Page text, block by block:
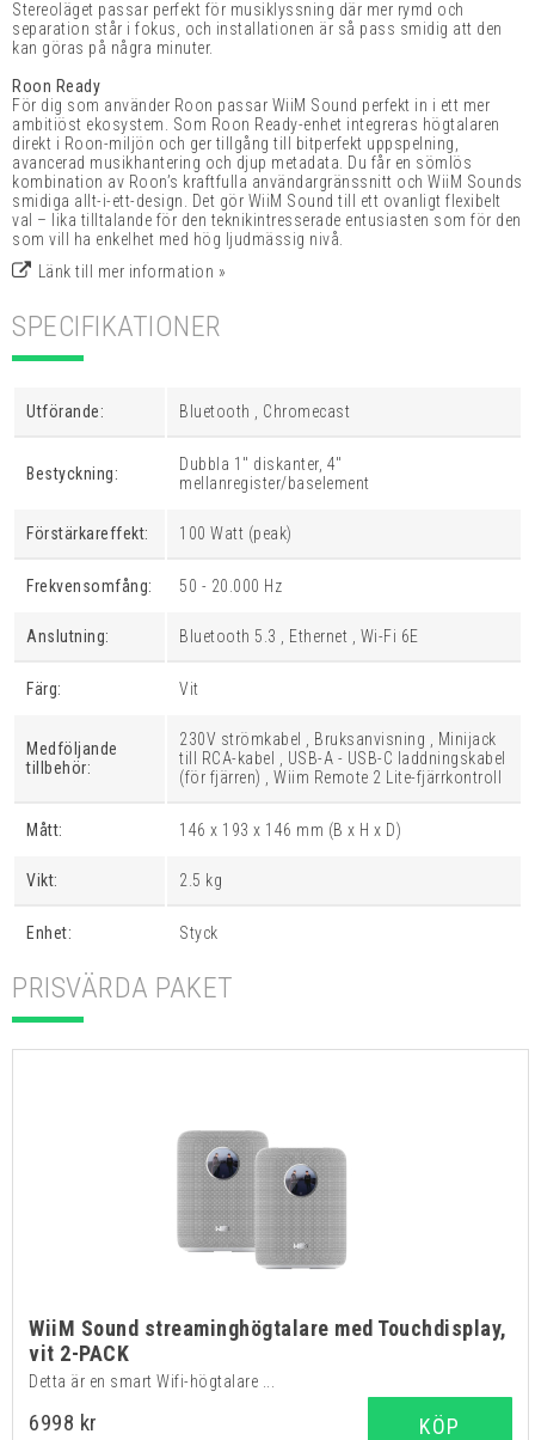
Stereoläget passar perfekt för musiklyssning där mer rymd och
separation står i fokus, och installationen är så pass smidig att den
kan göras på några minuter.
Roon Ready
För dig som använder Roon passar WiiM Sound perfekt in i ett mer
ambitiöst ekosystem. Som Roon Ready-enhet integreras högtalaren
direkt i Roon-miljön och ger tillgång till bitperfekt uppspelning,
avancerad musikhantering och djup metadata. Du får en sömlös
kombination av Roon’s kraftfulla användargränssnitt och WiiM Sounds
smidiga allt-i-ett-design. Det gör WiiM Sound till ett ovanligt flexibelt
val – lika tilltalande för den teknikintresserade entusiasten som för den
som vill ha enkelhet med hög ljudmässig nivå.
Länk till mer information »
SPECIFIKATIONER
Utförande: Bluetooth , Chromecast
Bestyckning:
Dubbla 1" diskanter, 4"
mellanregister/baselement
Förstärkareffekt: 100 Watt (peak)
Frekvensomfång: 50 - 20.000 Hz
Anslutning: Bluetooth 5.3 , Ethernet , Wi-Fi 6E
Färg: Vit
Medföljande
tillbehör:
230V strömkabel , Bruksanvisning , Minijack
till RCA-kabel , USB-A - USB-C laddningskabel
(för fjärren) , Wiim Remote 2 Lite-fjärrkontroll
Mått: 146 x 193 x 146 mm (B x H x D)
Vikt: 2.5 kg
Enhet: Styck
PRISVÄRDA PAKET
WiiM Sound streaminghögtalare med Touchdisplay,
vit 2-PACK
Detta är en smart Wifi-högtalare ...
6998 kr KÖP